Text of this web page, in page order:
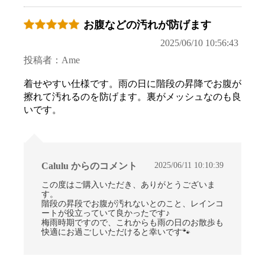
お買い物を続ける カートへ進む
お腹などの汚れが防げます
2025/06/10 10:56:43
投稿者：Ame
着せやすい仕様です。雨の日に階段の昇降でお腹が
擦れて汚れるのを防げます。裏がメッシュなのも良
いです。
Calulu からのコメント 2025/06/11 10:10:39
この度はご購入いただき、ありがとうございま
す。
階段の昇段でお腹が汚れないとのこと、レインコ
ートが役立っていて良かったです♪
梅雨時期ですので、これからも雨の日のお散歩も
快適にお過ごしいただけると幸いです🐾